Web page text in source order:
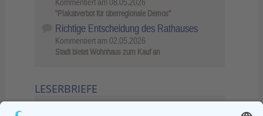
Kommentiert am 08.05.2026
"Plakatverbot für überregionale Demos"
Richtige Entscheidung des Rathauses
Kommentiert am 02.05.2026
Stadt bietet Wohnhaus zum Kauf an
LESERBRIEFE